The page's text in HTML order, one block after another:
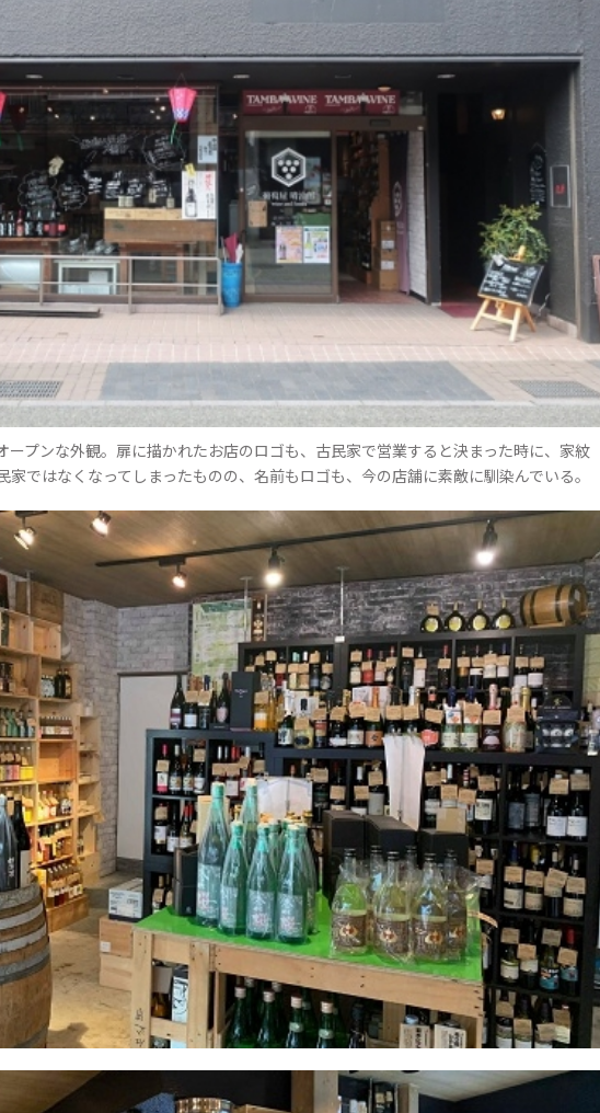
ープンな外観。扉に描かれたお店のロゴも、古民家で営業すると決まった時に、家紋
ではなくなってしまったものの、名前もロゴも、今の店舗に素敵に馴染んでいる。